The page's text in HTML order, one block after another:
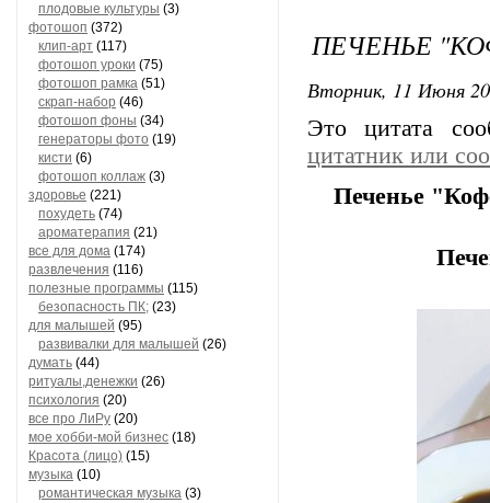
плодовые культуры (3)
фотошоп (372)
клип-арт (117)
фотошоп уроки (75)
фотошоп рамка (51)
скрап-набор (46)
фотошоп фоны (34)
генераторы фото (19)
кисти (6)
фотошоп коллаж (3)
здоровье (221)
похудеть (74)
ароматерапия (21)
все для дома (174)
развлечения (116)
полезные программы (115)
безопасность ПК; (23)
для малышей (95)
развивалки для малышей (26)
думать (44)
ритуалы,денежки (26)
психология (20)
все про ЛиРу (20)
мое хобби-мой бизнес (18)
Красота (лицо) (15)
музыка (10)
романтическая музыка (3)
ПЕЧЕНЬЕ
Вторник, 11 Июня
Это цитата
цитатник или
Печенье